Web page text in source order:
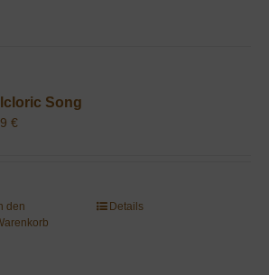
Song
€
den
Details